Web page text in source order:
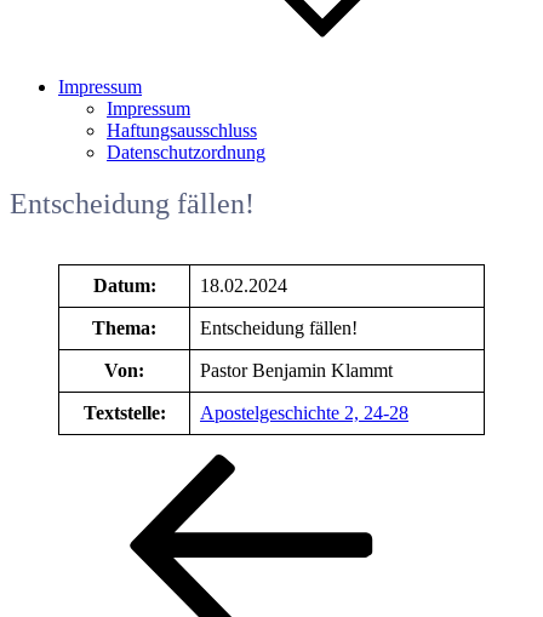
Impressum
Impressum
Haftungsausschluss
Datenschutzordnung
Entscheidung fällen!
Datum: 18.02.2024
Thema: Entscheidung fällen!
Von: Pastor Benjamin Klammt
Textstelle: Apostelgeschichte 2, 24-28
Beitragsnavigation